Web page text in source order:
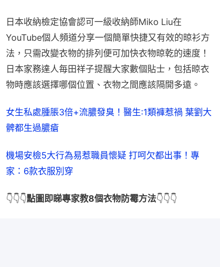
日本收納檢定協會認可一級收納師Miko Liu在
YouTube個人頻道分享一個簡單快捷又有效的晾衫方
法，只需改變衣物的排列便可加快衣物晾乾的速度！
日本家務達人毎田祥子提醒大家數個貼士，包括晾衣
物時應該選擇哪個位置、衣物之間應該隔開多遠。
女生私處腫脹3倍+流膿發臭！醫生:1類褲惹禍 葉劉大
髀都生過膿瘡
機場安檢5大行為易惹職員懷疑 打呵欠都出事！專
家：6款衣服別穿
👇👇👇點圖即睇專家教8個衣物防霉方法👇👇👇